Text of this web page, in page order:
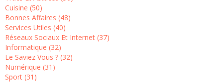
Cuisine (50)
Bonnes Affaires (48)
Services Utiles (40)
Réseaux Sociaux Et Internet (37)
Informatique (32)
Le Saviez Vous ? (32)
Numérique (31)
Sport (31)